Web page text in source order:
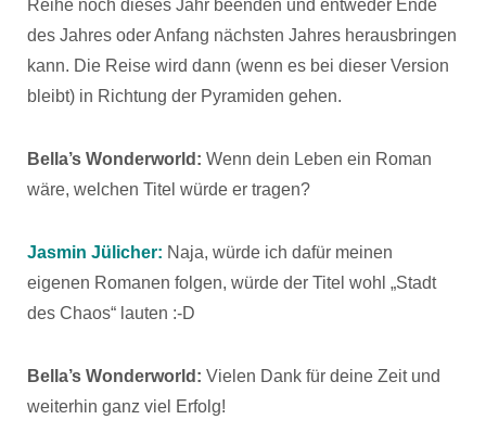
Reihe noch dieses Jahr beenden und entweder Ende
des Jahres oder Anfang nächsten Jahres herausbringen
kann. Die Reise wird dann (wenn es bei dieser Version
bleibt) in Richtung der Pyramiden gehen.
Bella’s Wonderworld: Wenn dein Leben ein Roman
wäre, welchen Titel würde er tragen?
Jasmin Jülicher: Naja, würde ich dafür meinen
eigenen Romanen folgen, würde der Titel wohl „Stadt
des Chaos“ lauten :-D
Bella’s Wonderworld: Vielen Dank für deine Zeit und
weiterhin ganz viel Erfolg!